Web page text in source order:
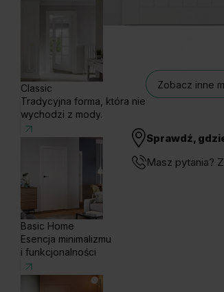
Classic
Tradycyjna forma, która nie
wychodzi z mody.
Basic Home
Esencja minimalizmu
i funkcjonalności
Zobacz inne
Sprawdź,
Masz pytania?